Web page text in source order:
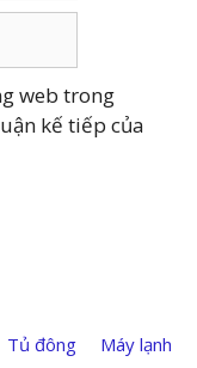
web trong
kế tiếp của
Tủ đông
Máy lạnh